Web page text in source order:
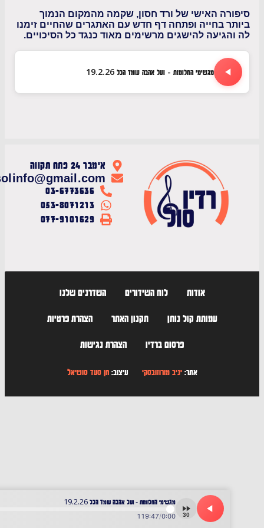
האישי של ורד חסון, שקמה מהמקום הנמוך
בחייה ופתחה דף חדש עם האתגרים שהחיים זימנו
להישגים מרשימים מאוד כנגד כל הסיכויים.
מגשימי החלומות - ועל אהבה עומד הכל 19.2.26
אימבר 24 פתח תקווה
radiosolinfo@gmail.com
03-6773636
053-8071213
077-9101629
לוח השידורים השדרנים שלנו
עמותת קול נותן תקנון האתר הצהרת פרטיות
פרסום ברדיו הצהרת נגישות
יניב מורוזובסקיעיצוב:חן סעד סושיאל
30
מגשימי החלומות - ועל אהבה עומד הכל 19.2.26
0:00
119:47